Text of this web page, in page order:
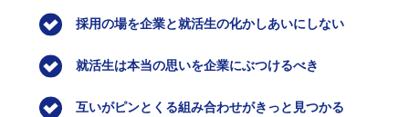
採用の場を企業と就活生の化かしあいにしない
就活生は本当の思いを企業にぶつけるべき
互いがピンとくる組み合わせがきっと見つかる